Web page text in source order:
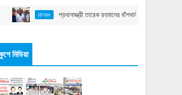
চট্টগ্রাম প্রধানমন্ত্রী তারেক রহমানের বাঁশখালী সফর: বাহারছড়া
মিডিয়া